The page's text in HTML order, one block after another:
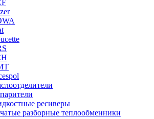
ресиверы
разборные теплообменники